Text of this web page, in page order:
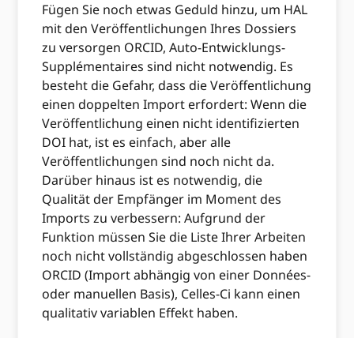
Fügen Sie noch etwas Geduld hinzu, um HAL
mit den Veröffentlichungen Ihres Dossiers
zu versorgen ORCID, Auto-Entwicklungs-
Supplémentaires sind nicht notwendig. Es
besteht die Gefahr, dass die Veröffentlichung
einen doppelten Import erfordert: Wenn die
Veröffentlichung einen nicht identifizierten
DOI hat, ist es einfach, aber alle
Veröffentlichungen sind noch nicht da.
Darüber hinaus ist es notwendig, die
Qualität der Empfänger im Moment des
Imports zu verbessern: Aufgrund der
Funktion müssen Sie die Liste Ihrer Arbeiten
noch nicht vollständig abgeschlossen haben
ORCID (Import abhängig von einer Données-
oder manuellen Basis), Celles-Ci kann einen
qualitativ variablen Effekt haben.